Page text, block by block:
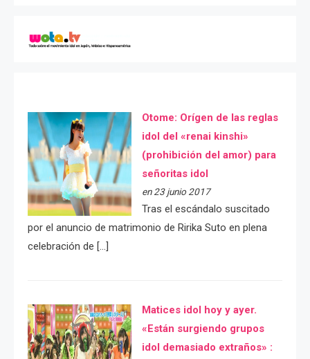
Otome: Orígen de las reglas
idol del «renai kinshi»
(prohibición del amor) para
señoritas idol
en 23 junio 2017
Tras el escándalo suscitado
por el anuncio de matrimonio de Ririka Suto en plena
celebración de […]
Matices idol hoy y ayer.
«Están surgiendo grupos
idol demasiado extraños» :